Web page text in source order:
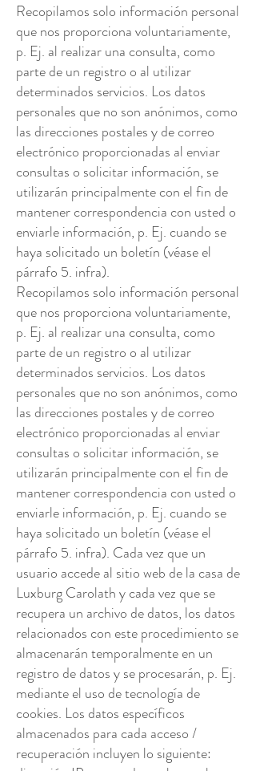
Recopilamos solo información personal
que nos proporciona voluntariamente,
p. Ej. al realizar una consulta, como
parte de un registro o al utilizar
determinados servicios. Los datos
personales que no son anónimos, como
las direcciones postales y de correo
electrónico proporcionadas al enviar
consultas o solicitar información, se
utilizarán principalmente con el fin de
mantener correspondencia con usted o
enviarle información, p. Ej. cuando se
haya solicitado un boletín (véase el
párrafo 5. infra).
Recopilamos solo información personal
que nos proporciona voluntariamente,
p. Ej. al realizar una consulta, como
parte de un registro o al utilizar
determinados servicios. Los datos
personales que no son anónimos, como
las direcciones postales y de correo
electrónico proporcionadas al enviar
consultas o solicitar información, se
utilizarán principalmente con el fin de
mantener correspondencia con usted o
enviarle información, p. Ej. cuando se
haya solicitado un boletín (véase el
párrafo 5. infra). Cada vez que un
usuario accede al sitio web de la casa de
Luxburg Carolath y cada vez que se
recupera un archivo de datos, los datos
relacionados con este procedimiento se
almacenarán temporalmente en un
registro de datos y se procesarán, p. Ej.
mediante el uso de tecnología de
cookies. Los datos específicos
almacenados para cada acceso /
recuperación incluyen lo siguiente: